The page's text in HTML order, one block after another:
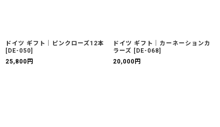
ドイツ ギフト｜ピンクローズ12本
[ DE-050]
25,800 円
ドイツ ギフト｜カーネーションカ
ラーズ [ DE-068]
20,000 円